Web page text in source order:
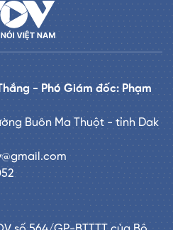
- Phó Giám đốc: Phạm
Buôn Ma Thuột - tỉnh Dak